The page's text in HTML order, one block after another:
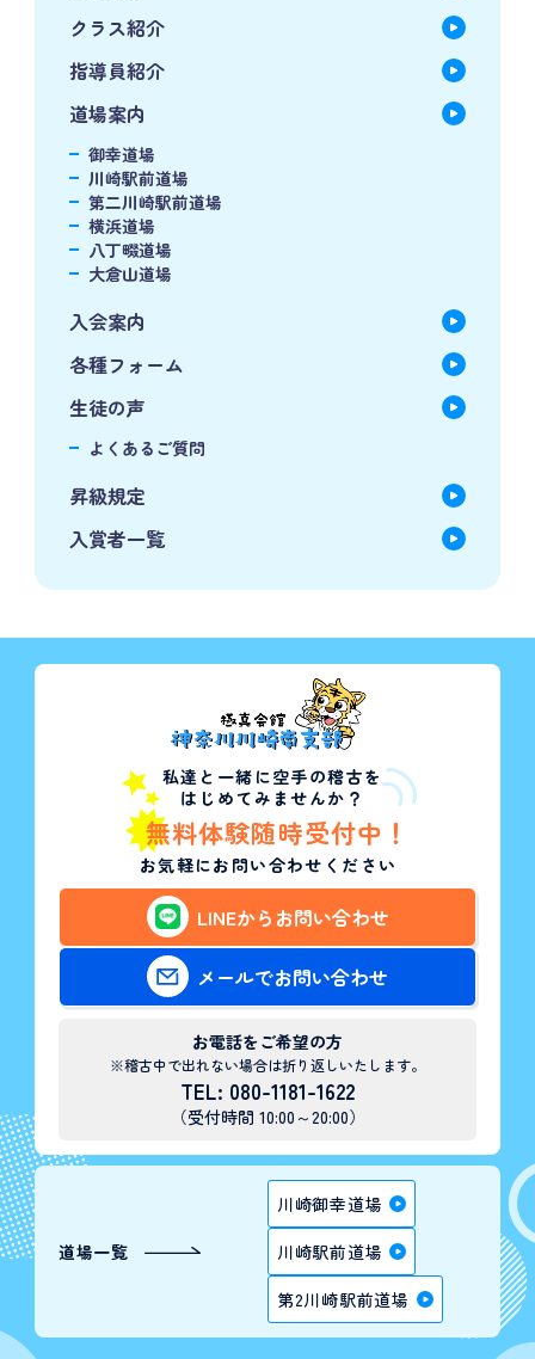
クラス紹介
指導員紹介
道場案内
御幸道場
川崎駅前道場
第二川崎駅前道場
横浜道場
八丁畷道場
大倉山道場
入会案内
各種フォーム
生徒の声
よくあるご質問
昇級規定
入賞者一覧
私達と一緒に空手の稽古を
はじめてみませんか？
無料体験随時受付中！
お気軽にお問い合わせください
LINEからお問い合わせ
メールでお問い合わせ
お電話をご希望の方
※稽古中で出れない場合は折り返しいたします。
TEL: 080-1181-1622
（受付時間 10:00～20:00）
道場一覧
川崎御幸道場
川崎駅前道場
第2川崎駅前道場